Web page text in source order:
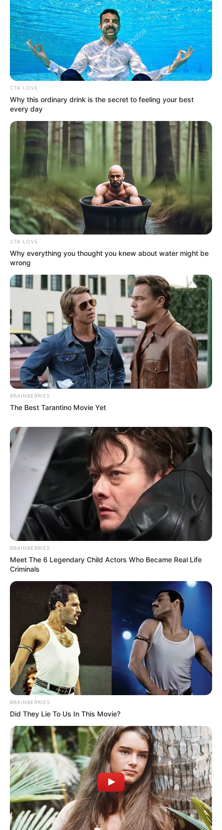
CTA LOVE
Why this ordinary drink is the secret to feeling your best
every day
CTA LOVE
Why everything you thought you knew about water might be
wrong
BRAINBERRIES
The Best Tarantino Movie Yet
BRAINBERRIES
Meet The 6 Legendary Child Actors Who Became Real Life
Criminals
BRAINBERRIES
Did They Lie To Us In This Movie?